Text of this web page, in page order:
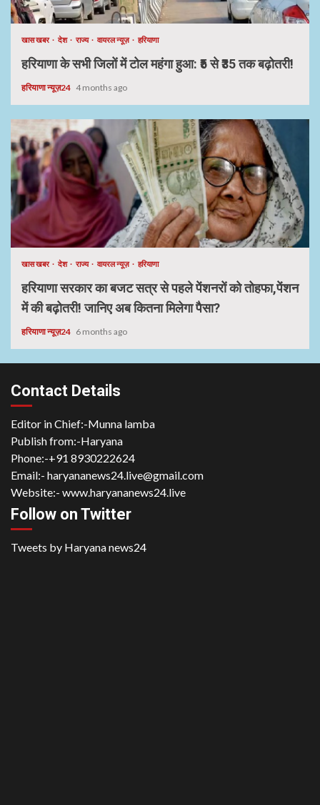
खास खबर देश राज्य वायरल न्यूज़ हरियाणा
हरियाणा के सभी जिलों में टोल महंगा हुआ: ₹5 से ₹35 तक बढ़ोतरी!
हरियाणा न्यूज़24 4 months ago
खास खबर देश राज्य वायरल न्यूज़ हरियाणा
हरियाणा सरकार का बजट सत्र से पहले पेंशनरों को तोहफा,पेंशन
में की बढ़ोतरी! जानिए अब कितना मिलेगा पैसा?
हरियाणा न्यूज़24 6 months ago
Contact Details
Editor in Chief:-Munna lamba
Publish from:-Haryana
Phone:-+91 8930222624
Email:- haryananews24.live@gmail.com
Website:- www.haryananews24.live
Follow on Twitter
Tweets by Haryana news24